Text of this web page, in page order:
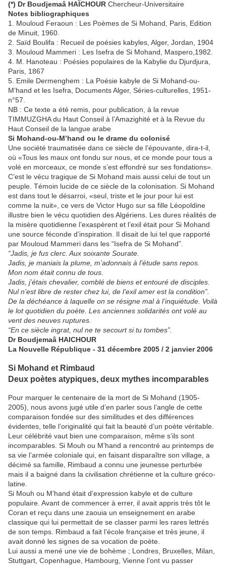
(*) Dr Boudjemaâ HAÏCHOUR Chercheur-Universitaire
Notes bibliographiques
1. Mouloud Feraoun : Les Poèmes de Si Mohand, Paris, Edition
de Minuit, 1960.
2. Saïd Boulifa : Recueil de poésies kabyles, Alger, Jordan, 1904
3. Mouloud Mammeri : Les Isefra de Si Mohand, Maspero,1982.
4. M. Hanoteau : Poésies populaires de la Kabylie du Djurdjura,
Paris, 1867
5. Emile Dermenghem : La Poésie kabyle de Si Mohand-ou-
M’hand et les Isefra, Documents Alger, Séries-culturelles, 1951-
n°57.
NB : Ce texte a été remis, pour publication, à la revue
TIMMUZGHA du Haut Conseil à l’Amazighité et à la Revue du
Haut Conseil de la langue arabe
Si Mohand-ou-M’hand ou le drame du colonisé
Une société traumatisée dans ce siècle de l’épouvante, dira-t-il,
où «Tous les maux ont fondu sur nous, et ce monde pour tous a
volé en morceaux, ce monde s’est effondré sur ses fondations».
C’est le vécu tragique de Si Mohand mais aussi celui de tout un
peuple. Témoin lucide de ce siècle de la colonisation. Si Mohand
est dans tout le désarroi, «seul, triste et le jour pour lui est
comme la nuit», ce vers de Victor Hugo sur sa fille Léopoldine
illustre bien le vécu quotidien des Algériens. Les dures réalités de
la misère quotidienne l’exaspèrent et l’exil était pour Si Mohand
une source féconde d’inspiration. Il disait de lui tel que rapporté
par Mouloud Mammeri dans les “Isefra de Si Mohand”.
“Jadis, je fus clerc. Aux soixante Sourate.
Jadis, je maniais la plume, m’adonnais à l’étude sans repos.
Mon nom était connu de tous.
Jadis, j’étais chevalier, comblé de biens et entouré de disciples.
Nul n’est libre de rester chez lui, de l’exil amer est la condition”.
De la déchéance à laquelle on se résigne mal à l’inquiétude. Voilà
le lot quotidien du poète. Les anciennes solidarités ont volé au
vent des neuves ruptures.
“En ce siècle ingrat, nul ne te secourt si tu tombes”.
Dr Boudjemaâ HAICHOUR
La Nouvelle République - 31 décembre 2005 / 2 janvier 2006
Si Mohand et Rimbaud
Deux poètes atypiques, deux mythes incomparables
Pour marquer le centenaire de la mort de Si Mohand (1905-
2005), nous avons jugé utile d’en parler sous l’angle de cette
comparaison fondée sur des similitudes et des différences
évidentes, telle l’originalité qui fait la beauté d’un poète véritable.
Leur célébrité vaut bien une comparaison, même s’ils sont
incomparables. Si Mouh ou M’hand a rencontré au printemps de
sa vie l’armée coloniale qui, en faisant disparaître son village, a
décimé sa famille, Rimbaud a connu une jeunesse perturbée
mais il a baigné dans la civilisation chrétienne et la culture gréco-
latine.
Si Mouh ou M’hand était d’expression kabyle et de culture
populaire. Avant de commencer à errer, il avait appris très tôt le
Coran et reçu dans une zaouia un enseignement en arabe
classique qui lui permettait de se classer parmi les rares lettrés
de son temps. Rimbaud a fait l’école française et très jeune, il
avait donné les signes de sa vocation de poète.
Lui aussi a mené une vie de bohème ; Londres, Bruxelles, Milan,
Stuttgart, Copenhague, Hambourg, Vienne l’ont vu passer